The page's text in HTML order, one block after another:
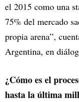
el 2015 como una
75% del mercado
propia arena”,
Argentina, en
¿Cómo es el
hasta la última